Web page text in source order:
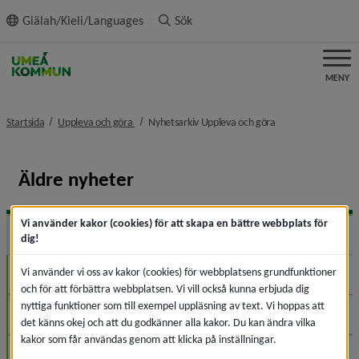
innehållet
Giälah/Kieli/Languages Sök
MENY
Startsida Uppleva och göra nivå i brödsmulenavigeringen
Nyhetsarkiv Uppleva och göranivå i
Äldre nyheter
2026
Augusti (2)
Juli (6)
Vi använder kakor (cookies) för att skapa en bättre webbplats för
dig!
Vi använder vi oss av kakor (cookies) för webbplatsens grundfunktioner
och för att förbättra webbplatsen. Vi vill också kunna erbjuda dig
nyttiga funktioner som till exempel uppläsning av text. Vi hoppas att
det känns okej och att du godkänner alla kakor. Du kan ändra vilka
kakor som får användas genom att klicka på inställningar.